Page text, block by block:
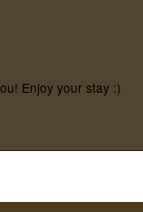
Enjoy your stay :)